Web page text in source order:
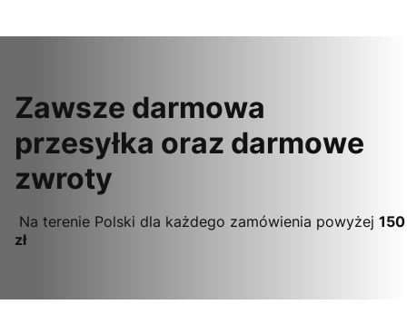
Zawsze darmowa
przesyłka oraz darmowe
zwroty
Na terenie Polski dla każdego zamówienia powyżej 150
zł